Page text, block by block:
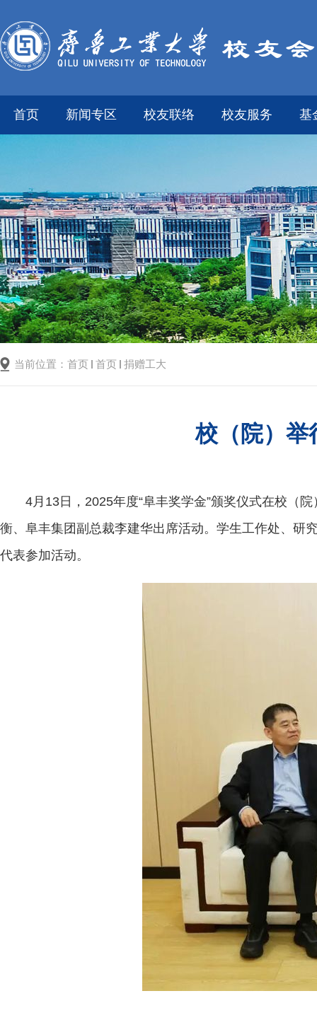
首页 新闻专区 校友联络 校友服务 基
当前位置： 首页 首页 捐赠工大
校（院）举
4月13日，2025年度“阜丰奖学金”颁奖仪式在校（
衡、阜丰集团副总裁李建华出席活动。学生工作处、研
代表参加活动。